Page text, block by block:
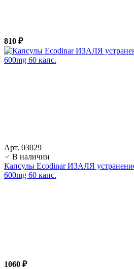
810 ₽
Арт. 03029
В наличии
Капсулы Ecodinar ИЗАЛЯ
600mg 60 капс.
1060 ₽